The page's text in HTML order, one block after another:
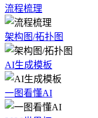
流程梳理
架构图/拓扑图
AI生成模板
一图看懂AI